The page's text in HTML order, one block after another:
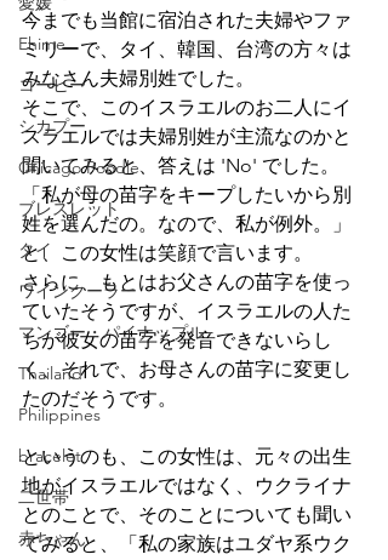
Ehime
コーヒー
シカプー
Chicago Poodle
ブレスレット
タイ
ワインクーラー
マンゴー・パイナップル
Thailand
Philippines
bracelet
二世帯
赤ちゃん
今までも当館に宿泊された夫婦やファ
ミリーで、タイ、韓国、台湾の方々は
みなさん夫婦別姓でした。
そこで、このイスラエルのお二人にイ
スラエルでは夫婦別姓が主流なのかと
聞いてみると、答えは 'No' でした。
「私が母の苗字をキープしたいから別
姓を選んだの。なので、私が例外。」
と、この女性は笑顔で言います。
さらに、もとはお父さんの苗字を使っ
ていたそうですが、イスラエルの人た
ちが彼女の苗字を発音できないらし
く、それで、お母さんの苗字に変更し
たのだそうです。
というのも、この女性は、元々の出生
地がイスラエルではなく、ウクライナ
とのことで、そのことについても聞い
てみると、「私の家族はユダヤ系ウク